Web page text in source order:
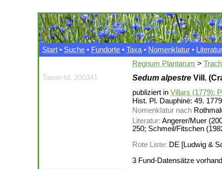
Start • Suche • Fundorte • Taxa • Nomenklatur • Literatur
Regnum Plantarum >
Taxon-Id. 200341
Sedum alpestre Vill.
publiziert in Villars (1779):
Hist. Pl. Dauphiné: 49.
Nomenklatur nach
Literatur: Angerer/Muer
250; Schmeil/Fitschen
Rote Liste: DE [Ludwig &
3 Fund-Datensätze